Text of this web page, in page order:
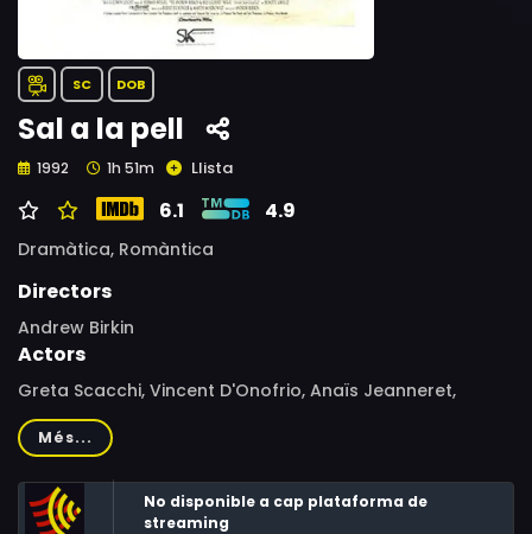
SC DOB
Sal a la pell
1992 1h 51m Llista
6.1 4.9
Dramàtica, Romàntica
Directors
Andrew Birkin
Actors
Greta Scacchi, Vincent D'Onofrio, Anaïs Jeanneret,
Hanns Zischler, Barbara Jones, Rolf Illig, Petra Berndt,
László I. Kish, Shirley Henderson, Sandra Voe, Claudine
Auger, Charles Berling, Philip Pretten, Gene D'Onofrio,
Robert Higden, Richard Jutras
Més...
No disponible a cap plataforma de
streaming